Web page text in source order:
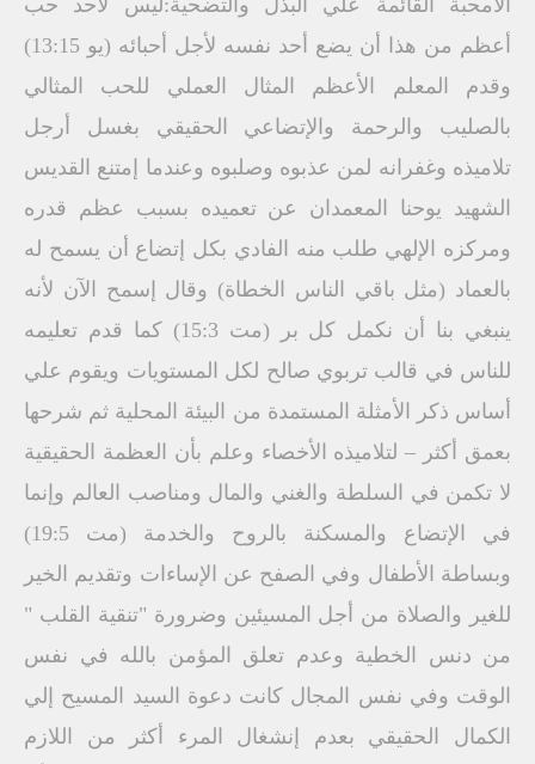
الامحبة القائمة علي البذل والتضحية:ليس لأحد حب
أعظم من هذا أن يضع أحد نفسه لأجل أحبائه (يو 13:15)
وقدم المعلم الأعظم المثال العملي للحب المثالي
بالصليب والرحمة والإتضاعي الحقيقي بغسل أرجل
تلاميذه وغفرانه لمن عذبوه وصلبوه وعندما إمتنع القديس
الشهيد يوحنا المعمدان عن تعميده بسبب عظم قدره
ومركزه الإلهي طلب منه الفادي بكل إتضاع أن يسمح له
بالعماد (مثل باقي الناس الخطاة) وقال إسمح الآن لأنه
ينبغي بنا أن نكمل كل بر (مت 15:3) كما قدم تعليمه
للناس في قالب تربوي صالح لكل المستويات ويقوم علي
أساس ذكر الأمثلة المستمدة من البيئة المحلية ثم شرحها
بعمق أكثر – لتلاميذه الأخصاء وعلم بأن العظمة الحقيقية
لا تكمن في السلطة والغني والمال ومناصب العالم وإنما
في الإتضاع والمسكنة بالروح والخدمة (مت 19:5)
وبساطة الأطفال وفي الصفح عن الإساءات وتقديم الخير
للغير والصلاة من أجل المسيئين وضرورة "تنقية القلب "
من دنس الخطية وعدم تعلق المؤمن بالله في نفس
الوقت وفي نفس المجال كانت دعوة السيد المسيح إلي
الكمال الحقيقي بعدم إنشغال المرء أكثر من اللازم